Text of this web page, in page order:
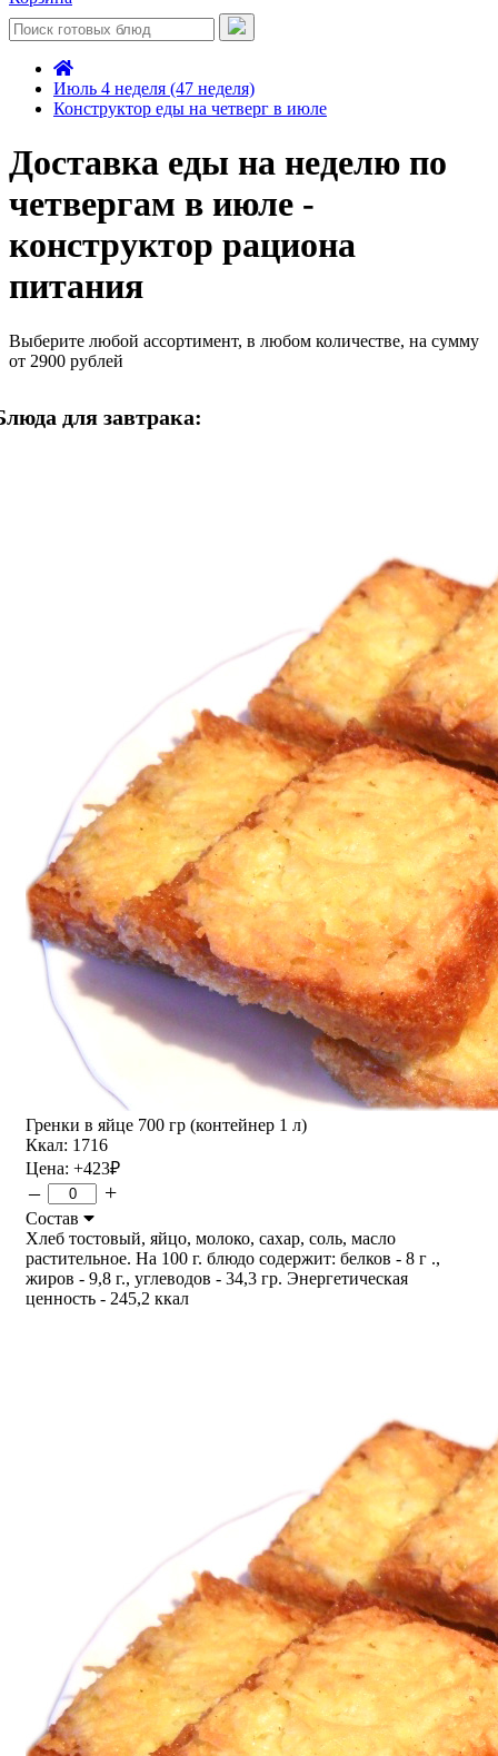
Июль 4 неделя (47 неделя)
Конструктор еды на четверг в июле
Доставка еды на неделю по
четвергам в июле -
конструктор рациона
питания
Выберите любой ассортимент, в любом количестве, на сумму
от 2900 рублей
для завтрака:
Гренки в яйце 700 гр (контейнер 1 л)
Ккал: 1716
Цена: +423₽
– +
Состав
Хлеб тостовый, яйцо, молоко, сахар, соль, масло
растительное. На 100 г. блюдо содержит: белков - 8 г .,
жиров - 9,8 г., углеводов - 34,3 гр. Энергетическая
ценность - 245,2 ккал